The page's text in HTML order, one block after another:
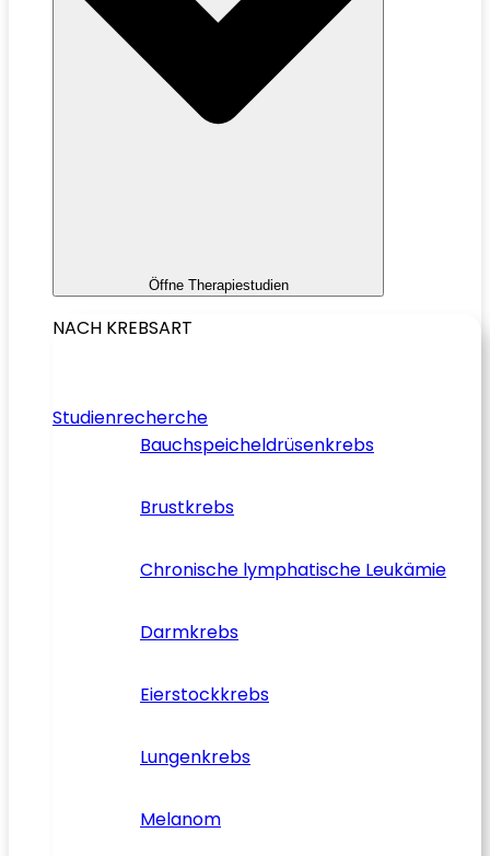
Öffne Therapiestudien
NACH KREBSART
Studienrecherche
Bauchspeicheldrüsenkrebs
Brustkrebs
Chronische lymphatische Leukämie
Darmkrebs
Eierstockkrebs
Lungenkrebs
Melanom